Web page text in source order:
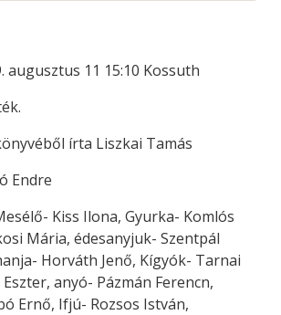
augusztus 11 15:10 Kossuth
írta Liszkai Tamás
Endre
Kiss Ilona, Gyurka- Komlós
Mária, édesanyjuk- Szentpál
Horváth Jenő, Kígyók- Tarnai
anyó- Pázmán Ferencn,
Ernő, Ifjú- Rozsos István,